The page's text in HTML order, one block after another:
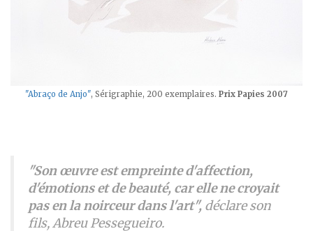
"Abraço de Anjo", Sérigraphie, 200 exemplaires. Prix Papies 2007
"Son œuvre est empreinte d'affection,
d'émotions et de beauté, car elle ne croyait
pas en la noirceur dans l'art", déclare son
fils, Abreu Pessegueiro.